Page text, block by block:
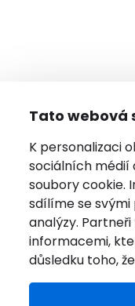
Tato webová
K personalizaci
sociálních médií
soubory cookie.
sdílíme se
analýzy.
informacemi,
důsledku toho,